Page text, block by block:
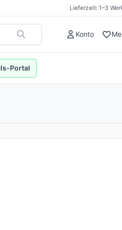
Lieferzeit: 1–3
Konto
Portal